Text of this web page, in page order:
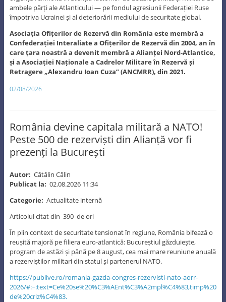
ambele părți ale Atlanticului — pe fondul agresiunii Federației Ruse
împotriva Ucrainei și al deteriorării mediului de securitate global.
Asociația Ofițerilor de Rezervă din România este membră a
Confederației Interaliate a Ofițerilor de Rezervă din 2004, an în
care țara noastră a devenit membră a Alianței Nord-Atlantice,
și a Asociației Naționale a Cadrelor Militare în Rezervă și
Retragere „Alexandru Ioan Cuza” (ANCMRR), din 2021.
02/08/2026
România devine capitala militară a NATO!
Peste 500 de rezerviști din Alianță vor fi
prezenți la București
Autor: Cătălin Călin
Publicat la: 02.08.2026 11:34
Categorie: Actualitate internă
Articolul citat din 390de ori
În plin context de securitate tensionat în regiune, România bifează o
reușită majoră pe filiera euro-atlantică: Bucureștiul găzduiește,
program de astăzi și până pe 8 august, cea mai mare reuniune anuală
a rezerviștilor militari din statul și partenerul NATO.
https://publive.ro/romania-gazda-congres-rezervisti-nato-aorr-
2026/#:~:text=Ce%20se%20%C3%AEnt%C3%A2mpl%C4%83,timp%20
de%20criz%C4%83.